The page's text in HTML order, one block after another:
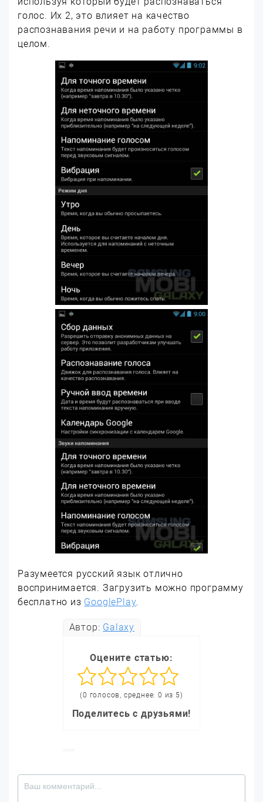
голос. Их 2, это влияет на качество
распознавания речи и на работу программы в
целом.
Разумеется русский язык отлично
воспринимается. Загрузить можно программу
бесплатно из GooglePlay.
Автор: Galaxy
Оцените статью:
(0 голосов, среднее: 0 из 5)
Поделитесь с друзьями!